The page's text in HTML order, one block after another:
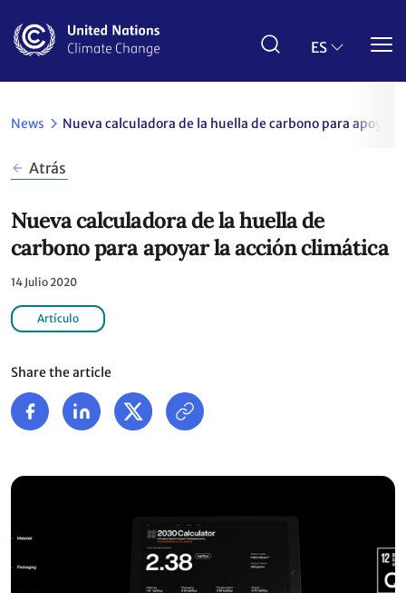
contenido
ES
News Nueva calculadora de la huella de carbono para apoyar
Atrás
Nueva calculadora de la huella de
carbono para apoyar la acción climática
14 Julio 2020
Artículo
Share the article